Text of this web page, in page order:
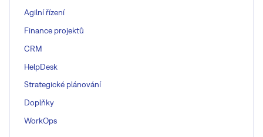
Agilní řízení
Finance projektů
CRM
HelpDesk
Strategické plánování
Doplňky
WorkOps